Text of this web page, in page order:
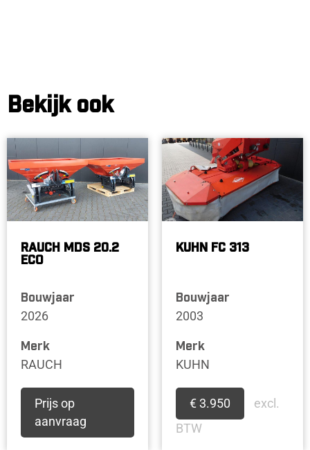
Bekijk ook
RAUCH MDS 20.2
ECO
Bouwjaar
2026
Merk
RAUCH
Prijs op
aanvraag
KUHN FC 313
Bouwjaar
2003
Merk
KUHN
€ 3.950
excl.
BTW